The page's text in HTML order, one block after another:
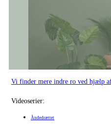
Vi finder mere indre ro ved hjælp
Videoserier:
Åndedrættet